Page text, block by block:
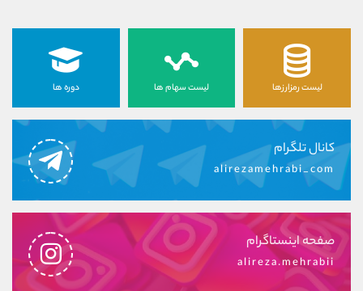
لیست رمزارزها لیست سهام ها دوره ها
کانال تلگرام
alirezamehrabi_com
صفحه اینستاگرام
alireza.mehrabii